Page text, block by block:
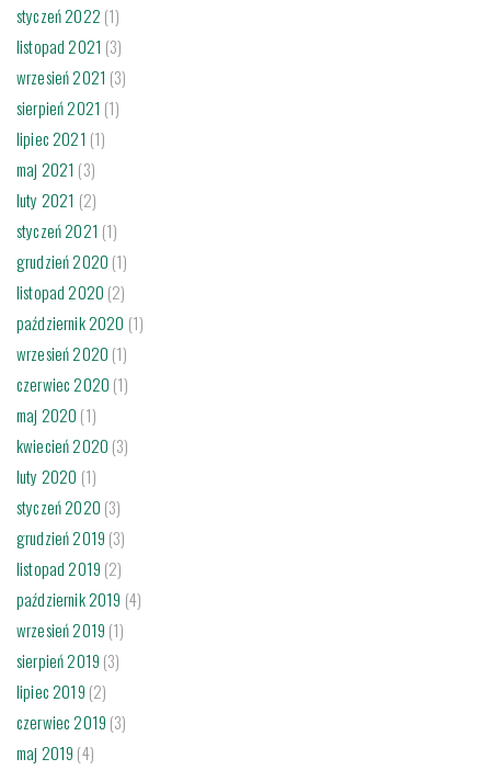
styczeń 2022 (1)
listopad 2021 (3)
wrzesień 2021 (3)
sierpień 2021 (1)
lipiec 2021 (1)
maj 2021 (3)
luty 2021 (2)
styczeń 2021 (1)
grudzień 2020 (1)
listopad 2020 (2)
październik 2020 (1)
wrzesień 2020 (1)
czerwiec 2020 (1)
maj 2020 (1)
kwiecień 2020 (3)
luty 2020 (1)
styczeń 2020 (3)
grudzień 2019 (3)
listopad 2019 (2)
październik 2019 (4)
wrzesień 2019 (1)
sierpień 2019 (3)
lipiec 2019 (2)
czerwiec 2019 (3)
maj 2019 (4)